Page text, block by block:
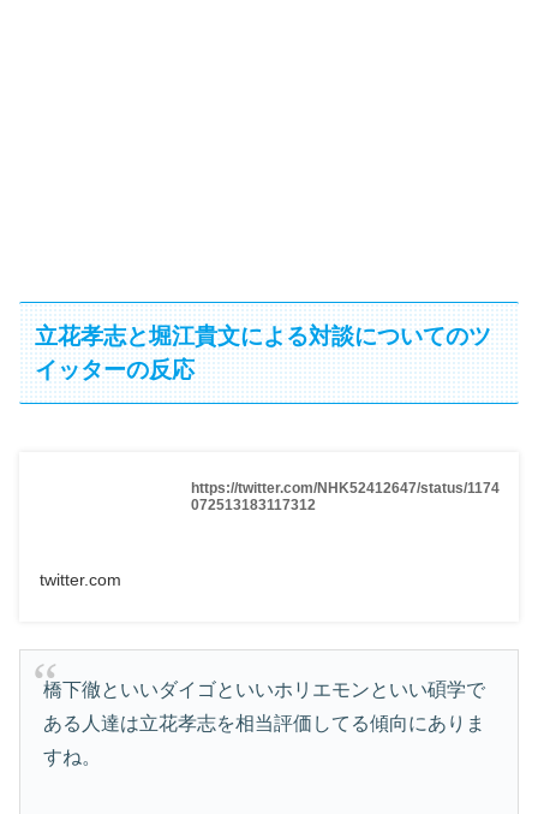
立花孝志と堀江貴文による対談についてのツ
イッターの反応
https://twitter.com/NHK52412647/status/1174
072513183117312
twitter.com
橋下徹といいダイゴといいホリエモンといい碩学で
ある人達は立花孝志を相当評価してる傾向にありま
すね。